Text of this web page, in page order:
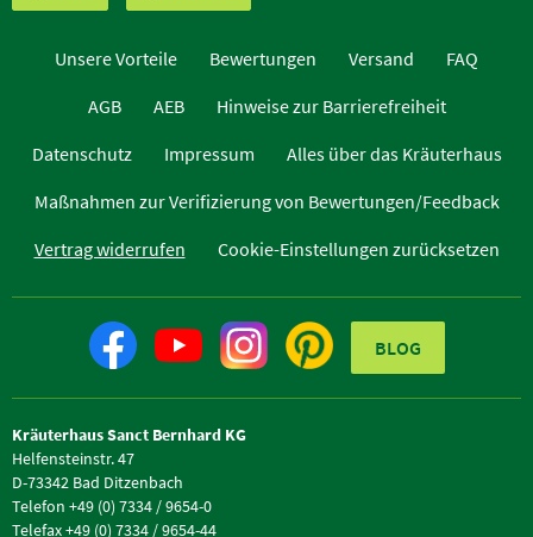
Unsere Vorteile Bewertungen Versand
FAQ
AGB
AEB
Hinweise zur Barrierefreiheit
Datenschutz
Impressum
Alles über das Kräuterhaus
Maßnahmen zur Verifizierung von Bewertungen/Feedback
Vertrag widerrufen
Cookie-Einstellungen zurücksetzen
BLOG
Kräuterhaus Sanct Bernhard KG
Helfensteinstr. 47
D-73342 Bad Ditzenbach
Telefon +49 (0) 7334 / 9654-0
Telefax +49 (0) 7334 / 9654-44